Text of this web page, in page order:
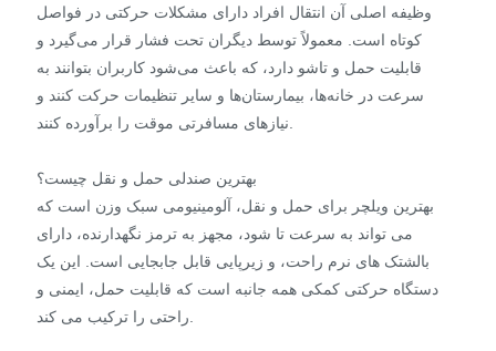
وظیفه اصلی آن انتقال افراد دارای مشکلات حرکتی در فواصل
کوتاه است. معمولاً توسط دیگران تحت فشار قرار می‌گیرد و
قابلیت حمل و تاشو دارد، که باعث می‌شود کاربران بتوانند به
سرعت در خانه‌ها، بیمارستان‌ها و سایر تنظیمات حرکت کنند و
بهترین صندلی حمل و نقل چیست؟
بهترین ویلچر برای حمل و نقل، آلومینیومی سبک وزن است که
می تواند به سرعت تا شود، مجهز به ترمز نگهدارنده، دارای
بالشتک های نرم راحت، و زیرپایی قابل جابجایی است. این یک
دستگاه حرکتی کمکی همه جانبه است که قابلیت حمل، ایمنی و